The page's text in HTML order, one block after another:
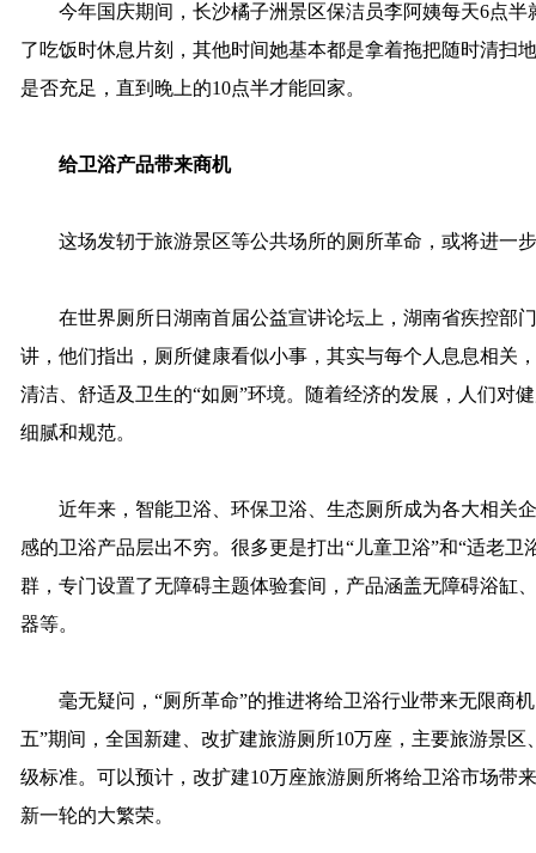
今年国庆期间，长沙橘子洲景区保洁员李阿姨每天6点半
了吃饭时休息片刻，其他时间她基本都是拿着拖把随时清扫
是否充足，直到晚上的10点半才能回家。
给卫浴产品带来商机
这场发轫于旅游景区等公共场所的厕所革命，或将进一
在世界厕所日湖南首届公益宣讲论坛上，湖南省疾控部
讲，他们指出，厕所健康看似小事，其实与每个人息息相关
清洁、舒适及卫生的“如厕”环境。随着经济的发展，人们对
细腻和规范。
近年来，智能卫浴、环保卫浴、生态厕所成为各大相关
感的卫浴产品层出不穷。很多更是打出“儿童卫浴”和“适老
群，专门设置了无障碍主题体验套间，产品涵盖无障碍浴缸
器等。
毫无疑问，“厕所革命”的推进将给卫浴行业带来无限商机
五”期间，全国新建、改扩建旅游厕所10万座，主要旅游景
级标准。可以预计，改扩建10万座旅游厕所将给卫浴市场带
新一轮的大繁荣。